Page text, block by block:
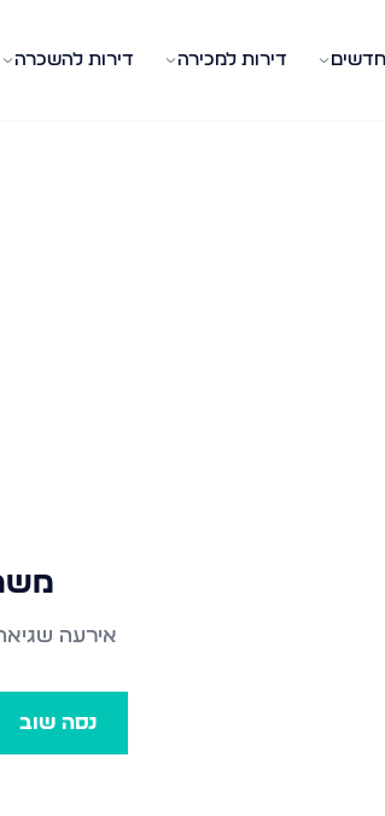
חדשים דירות למכירה דירות להשכרה
אירעה
נסה שוב